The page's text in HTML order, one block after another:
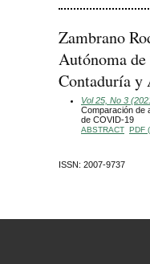
Zambrano
Autónoma
Contaduría
Vol 25, No 3
Comparación de
de COVID-19
ABSTRACT PDF
ISSN: 2007-9737